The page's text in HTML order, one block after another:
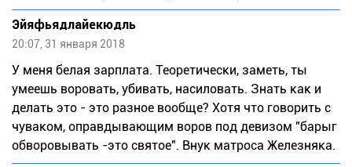
Эйяфьядлайекюдль
20:07, 31 января 2018
У меня белая зарплата. Теоретически, заметь, ты
умеешь воровать, убивать, насиловать. Знать как и
делать это - это разное вообще? Хотя что говорить с
чуваком, оправдывающим воров под девизом "барыг
обворовывать -это святое". Внук матроса Железняка.